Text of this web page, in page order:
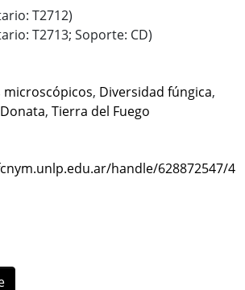
T2712)
T2713; Soporte: CD)
microscópicos, Diversidad fúngica,
, Tierra del Fuego
handle/628872547/4